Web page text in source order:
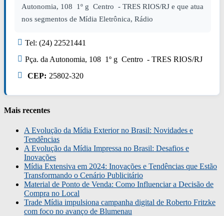
Autonomia, 108 1º g Centro - TRES RIOS/RJ e que atua
nos segmentos de Mídia Eletrônica, Rádio
Tel: (24) 22521441
Pça. da Autonomia, 108 1º g Centro - TRES RIOS/RJ
CEP: 25802-320
Mais recentes
A Evolução da Mídia Exterior no Brasil: Novidades e
Tendências
A Evolução da Mídia Impressa no Brasil: Desafios e
Inovações
Mídia Extensiva em 2024: Inovações e Tendências que Estão
Transformando o Cenário Publicitário
Material de Ponto de Venda: Como Influenciar a Decisão de
Compra no Local
Trade Mídia impulsiona campanha digital de Roberto Fritzke
com foco no avanço de Blumenau